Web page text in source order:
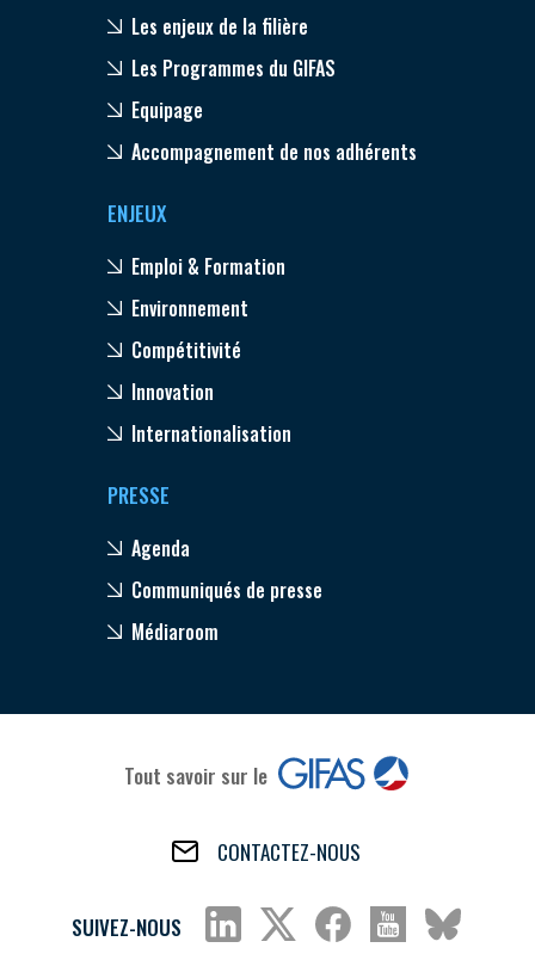
Les enjeux de la filière
Les Programmes du GIFAS
Equipage
Accompagnement de nos adhérents
ENJEUX
Emploi & Formation
Environnement
Compétitivité
Innovation
Internationalisation
PRESSE
Agenda
Communiqués de presse
Médiaroom
Tout savoir sur le
CONTACTEZ-NOUS
SUIVEZ-NOUS